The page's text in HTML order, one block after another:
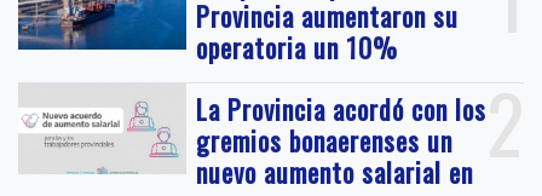
Provincia aumentaron su
operatoria un 10%
2
La Provincia acordó con los
gremios bonaerenses un
nuevo aumento salarial en